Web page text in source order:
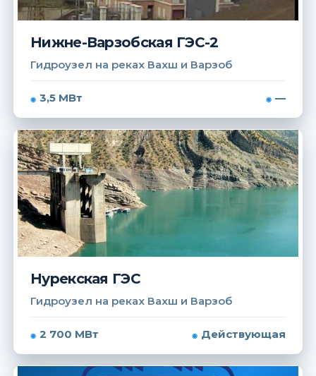
Нижне-Варзобская ГЭС-2
Гидроузел на реках Вахш и Варзоб
3,5 МВт —
Нурекская ГЭС
Гидроузел на реках Вахш и Варзоб
2 700 МВт Действующая